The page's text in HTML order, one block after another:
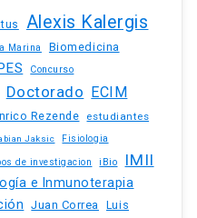
Alexis Kalergis
Marina Biomedicina
Concurso
Doctorado ECIM
Rezende estudiantes
Jaksic Fisiologia
de investigacion iBio IMII
e Inmunoterapia
Juan Correa Luis